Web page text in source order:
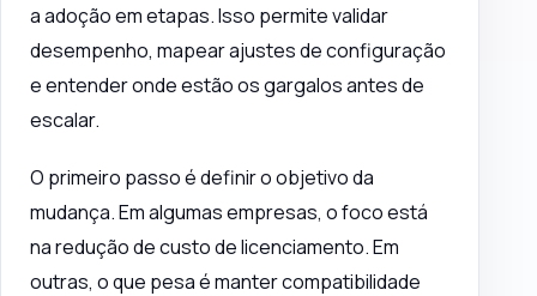
a adoção em etapas. Isso permite validar
desempenho, mapear ajustes de configuração
e entender onde estão os gargalos antes de
escalar.
O primeiro passo é definir o objetivo da
mudança. Em algumas empresas, o foco está
na redução decusto de licenciamento. Em
outras, o que pesa é manter compatibilidade